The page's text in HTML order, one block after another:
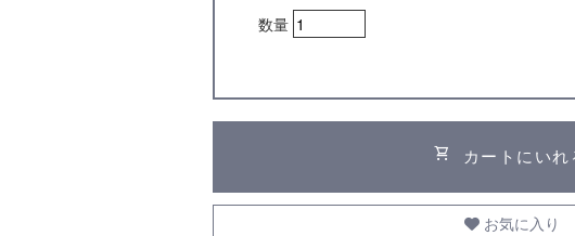
数量
shopping_cart カートにいれ
お気に入り